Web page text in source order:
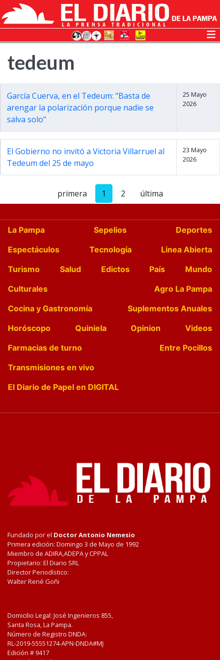
tedeum
García Cuerva, en el Tedeum: "Basta de
arengar la polarización porque nadie se
salva solo"
25 Mayo
2026
El Gobierno no invitó a Victoria Villarruel al
Tedeum del 25 de mayo
23 Mayo
2026
primera 1 2 última
La Pampa Sepelios
Deportes
Espectáculos
Tecnología
Linea Abierta
Turismo
Salud Edictos País
Mundo
Culturales
Agro La Pampa
Cocina y Gastronomía
Suplementos Anuales
Horóscopo
Quiniela Opinion
Videos
Farmacias de turno
Entre Pocillos
Transmisiones en vivo
El Diario de Papel en DIGITAL
Fundado por el Doctor Antonio Nemesio
Primera edición: Domingo 3 de Mayo de 1992
Miembro de ADIRA,ADEPA y CPPAL
Propietario: El Diario SRL
Director Periodístico:
Walter René Goñi
Domicilio Legal: José Ingenieros 855,
Santa Rosa, La Pampa.
Número de Registro DNDA:
RL-2019-55551274-APN-DNDA#MJ
Edición # 9417